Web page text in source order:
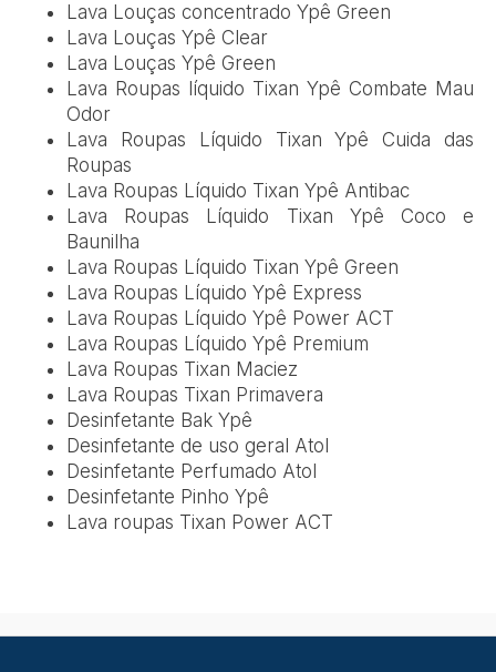
Lava Louças concentrado Ypê Green
Lava Louças Ypê Clear
Lava Louças Ypê Green
Lava Roupas líquido Tixan Ypê Combate Mau
Odor
Lava Roupas Líquido Tixan Ypê Cuida das
Roupas
Lava Roupas Líquido Tixan Ypê Antibac
Lava Roupas Líquido Tixan Ypê Coco e
Baunilha
Lava Roupas Líquido Tixan Ypê Green
Lava Roupas Líquido Ypê Express
Lava Roupas Líquido Ypê Power ACT
Lava Roupas Líquido Ypê Premium
Lava Roupas Tixan Maciez
Lava Roupas Tixan Primavera
Desinfetante Bak Ypê
Desinfetante de uso geral Atol
Desinfetante Perfumado Atol
Desinfetante Pinho Ypê
Lava roupas Tixan Power ACT